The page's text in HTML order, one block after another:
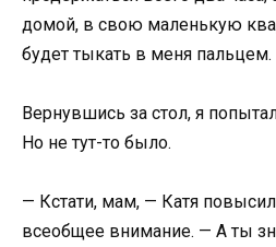
домой, в свою маленькую
будет тыкать в меня пальцем.
Вернувшись за стол, я
Но не тут-то было.
— Кстати, мам, — Катя
всеобщее внимание. — А ты